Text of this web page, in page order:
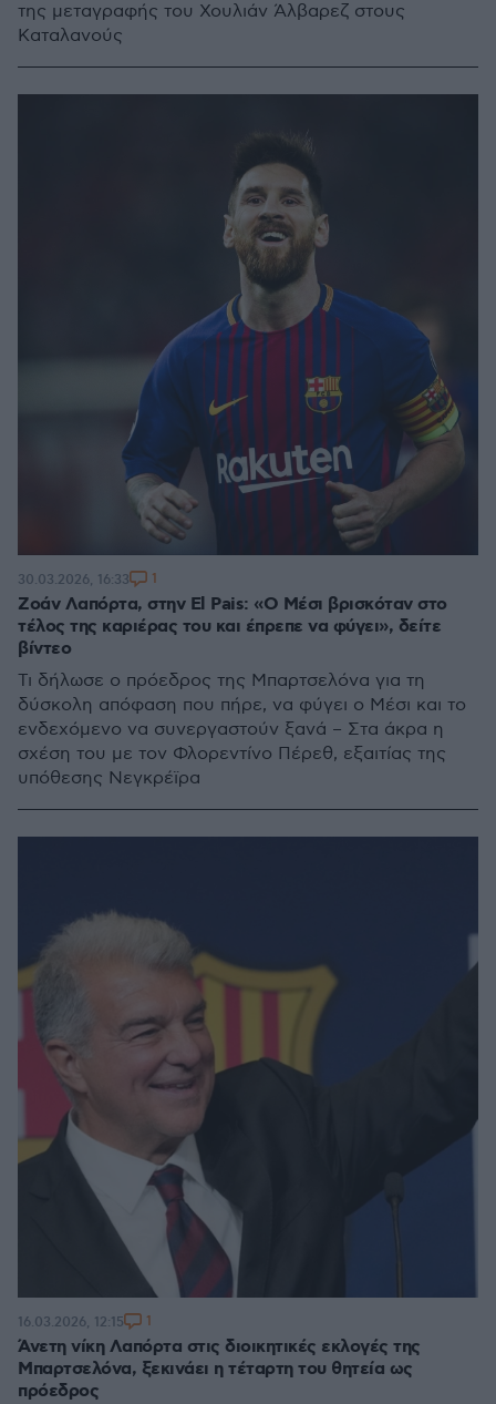
της μεταγραφής του Χουλιάν Άλβαρεζ στους
Καταλανούς
Ζοάν Λαπόρτα, στην El Pais: «Ο Μέσι βρισκόταν στο
τέλος της καριέρας του και έπρεπε να φύγει», δείτε
βίντεο
Τι δήλωσε ο πρόεδρος της Μπαρτσελόνα για τη
δύσκολη απόφαση που πήρε, να φύγει ο Μέσι και το
ενδεχόμενο να συνεργαστούν ξανά – Στα άκρα η
σχέση του με τον Φλορεντίνο Πέρεθ, εξαιτίας της
υπόθεσης Νεγκρέϊρα
30.03.2026, 16:33 1
Άνετη νίκη Λαπόρτα στις διοικητικές εκλογές της
Μπαρτσελόνα, ξεκινάει η τέταρτη του θητεία ως
πρόεδρος
16.03.2026, 12:15 1